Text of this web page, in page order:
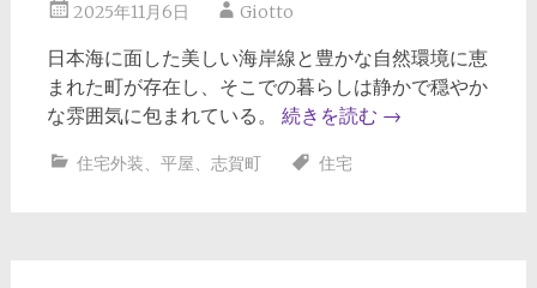
2025年11月6日 Giotto
日本海に面した美しい海岸線と豊かな自然環境に恵
まれた町が存在し、そこでの暮らしは静かで穏やか
な雰囲気に包まれている。 続きを読む →
住宅外装、 平屋、 志賀町 住宅